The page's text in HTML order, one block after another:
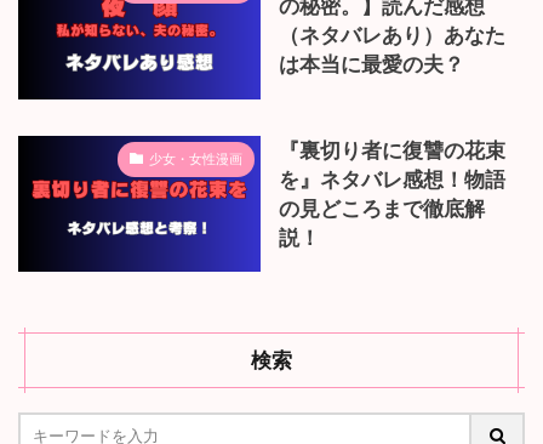
の秘密。】読んだ感想
（ネタバレあり）あなた
は本当に最愛の夫？
少女・女性漫画
『裏切り者に復讐の花束
を』ネタバレ感想！物語
の見どころまで徹底解
説！
検索